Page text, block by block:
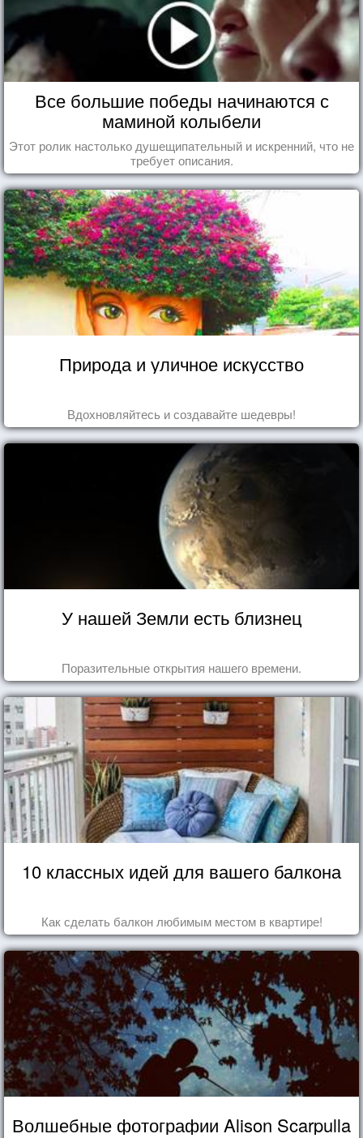
Все большие победы начинаются с
маминой колыбели
Этот ролик настолько душещипательный и искренний, что не
требует описания.
Природа и уличное искусство
Вдохновляйтесь и создавайте шедевры!
У нашей Земли есть близнец
Поразительные открытия нашего времени.
10 классных идей для вашего балкона
Как сделать балкон любимым местом в квартире!
Волшебные фотографии Alison Scarpulla